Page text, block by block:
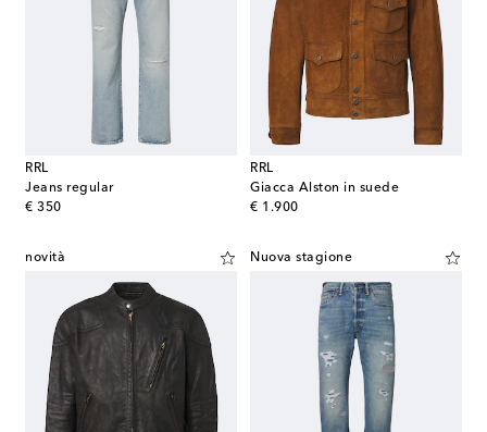
RRL
Jeans regular
€ 350
original price
RRL
Giacca Alston in suede
€ 1.900
original price
novità Nuova stagione